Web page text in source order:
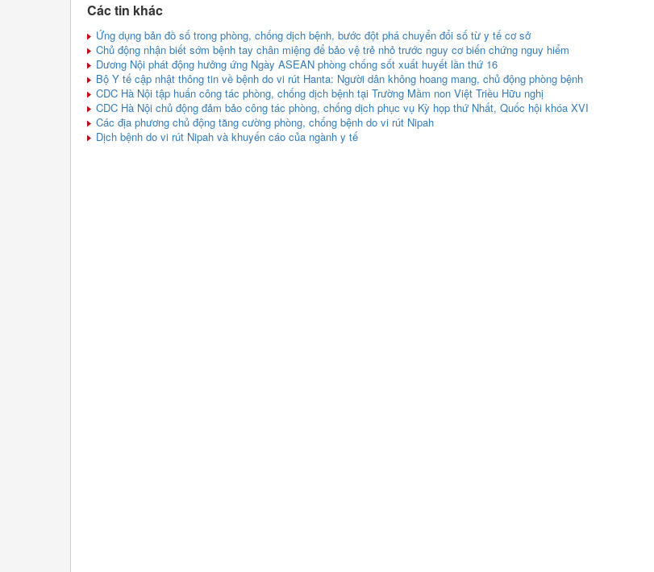
Các tin khác
Ứng dụng bản đồ số trong phòng, chống dịch bệnh, bước đột phá chuyển đổi số từ y tế cơ sở
Chủ động nhận biết sớm bệnh tay chân miệng để bảo vệ trẻ nhỏ trước nguy cơ biến chứng nguy hiểm
Dương Nội phát động hưởng ứng Ngày ASEAN phòng chống sốt xuất huyết lần thứ 16
Bộ Y tế cập nhật thông tin về bệnh do vi rút Hanta: Người dân không hoang mang, chủ động phòng bệnh
CDC Hà Nội tập huấn công tác phòng, chống dịch bệnh tại Trường Mầm non Việt Triều Hữu nghị
CDC Hà Nội chủ động đảm bảo công tác phòng, chống dịch phục vụ Kỳ họp thứ Nhất, Quốc hội khóa XVI
Các địa phương chủ động tăng cường phòng, chống bệnh do vi rút Nipah
Dịch bệnh do vi rút Nipah và khuyến cáo của ngành y tế